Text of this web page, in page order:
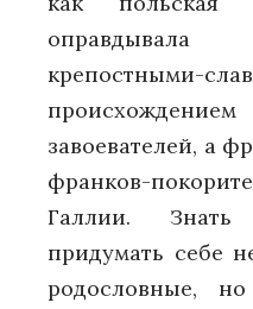
крепостными-
завоевателей, а
франков-
Галлии. Знать
придумать себе
родословные,